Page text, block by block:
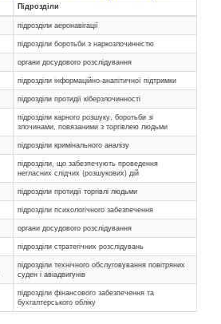
Підрозділи
підрозділи аеронавігації
підрозділи боротьби з наркозлочинністю
органи досудового розслідування
підрозділи інформаційно-анапітичної підтримки
підрозділи протидії кіберзлочинності
підрозділи карного розшуку, боротьби зі
злочинами, повязаними з торгівлею людьми
підрозділи кримінального аналізу
підрозділи, що забезпечують проведення
негласних слідчих (розшукових) дій
підрозділи протидії торгівлі людьми
підрозділи психологічного забезпечення
органи досудового розслідування
підрозділи стратегічних розслідувань
підрозділи технічного обслуговування повітряних
суден і авіадвигунів
підрозділи фінансового забезпечення та
бухгалтерського обліку